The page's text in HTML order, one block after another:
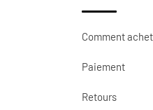
Comment
Paiement
Retours